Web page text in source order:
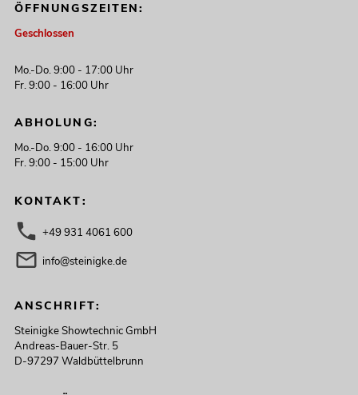
ÖFFNUNGSZEITEN:
Geschlossen
Mo.-Do. 9:00 - 17:00 Uhr
Fr. 9:00 - 16:00 Uhr
ABHOLUNG:
Mo.-Do. 9:00 - 16:00 Uhr
Fr. 9:00 - 15:00 Uhr
KONTAKT:
+49 931 4061 600
info@steinigke.de
ANSCHRIFT:
Steinigke Showtechnic GmbH
Andreas-Bauer-Str. 5
D-97297 Waldbüttelbrunn